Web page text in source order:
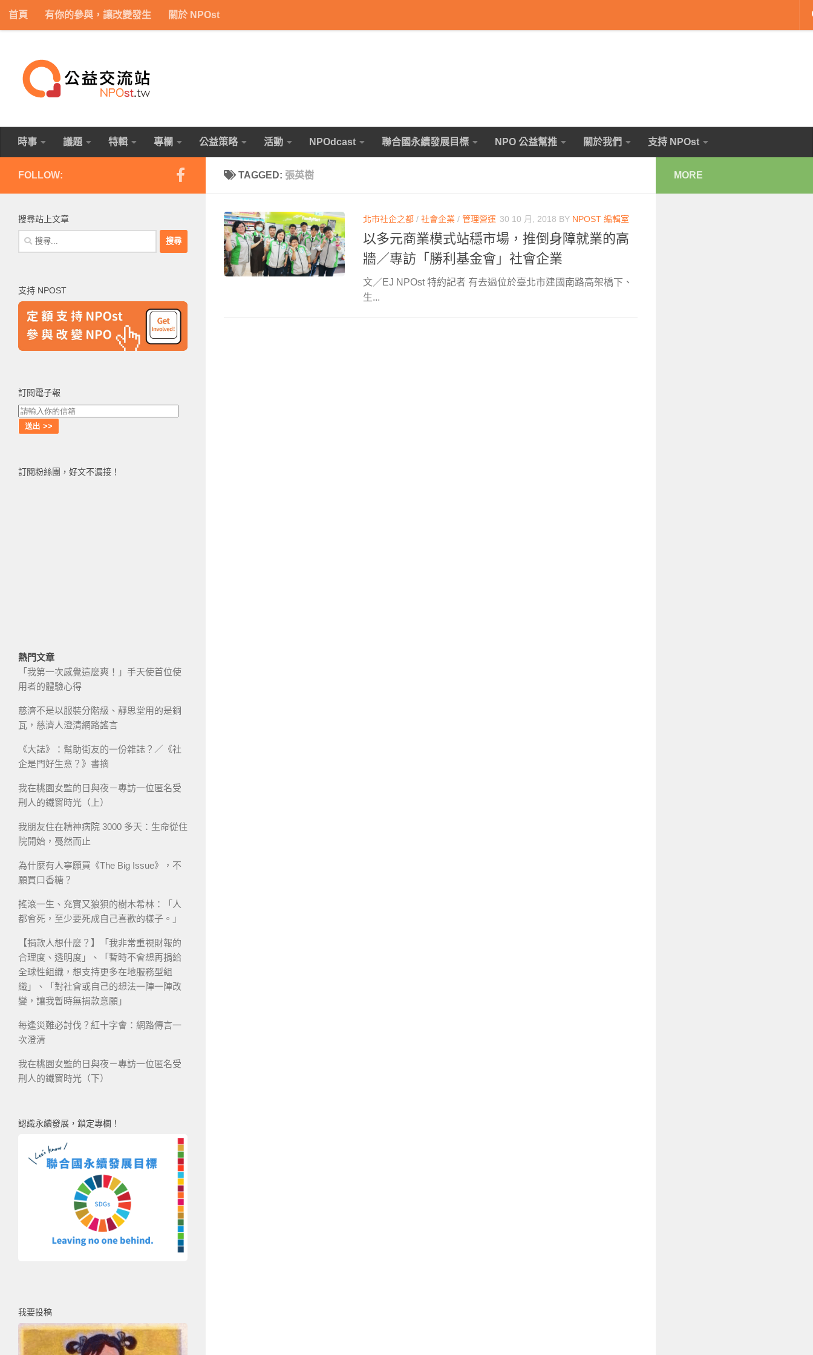
Skip to content
首頁 有你的參與，讓改變發生 關於 NPOst
時事 議題 特輯 專欄 公益策略 活動 NPOdcast 聯合國永續發展目標 NPO 公益幫推 關於我們 支持 NPOst
TAGGED: 張英樹
北市社企之都 / 社會企業 / 管理營運 30 10 月, 2018 BY NPOST 編輯室
以多元商業模式站穩市場，推倒身障就業的高
牆／專訪「勝利基金會」社會企業
文／EJ NPOst 特約記者 有去過位於臺北市建國南路高架橋下、
生...
FOLLOW:
搜尋站上文章
搜
尋
字:
支持 NPOST
訂閱電子報
訂閱粉絲團，好文不漏接！
熱門文章
「我第一次感覺這麼爽！」手天使首位使
用者的體驗心得
慈濟不是以服裝分階級、靜思堂用的是銅
瓦，慈濟人澄清網路謠言
《大誌》：幫助街友的一份雜誌？／《社
企是門好生意？》書摘
我在桃園女監的日與夜－專訪一位匿名受
刑人的鐵窗時光（上）
我朋友住在精神病院 3000 多天：生命從住
院開始，戞然而止
為什麼有人寧願買《The Big Issue》，不
願買口香糖？
搖滾一生、充實又狼狽的樹木希林：「人
都會死，至少要死成自己喜歡的樣子。」
【捐款人想什麼？】「我非常重視財報的
合理度、透明度」、「暫時不會想再捐給
全球性組織，想支持更多在地服務型組
織」、「對社會或自己的想法一陣一陣改
變，讓我暫時無捐款意願」
每逢災難必討伐？紅十字會：網路傳言一
次澄清
我在桃園女監的日與夜－專訪一位匿名受
刑人的鐵窗時光（下）
認識永續發展，鎖定專欄！
我要投稿
MORE